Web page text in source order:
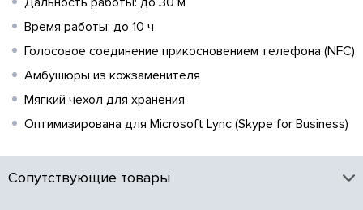
Время работы: до 10 ч
Голосовое соединение прикосновением телефона (NFC)
Амбушюры из кожзаменителя
Мягкий чехол для хранения
Оптимизирована для Microsoft Lync (Skype for Business)
Сопутствующие товары